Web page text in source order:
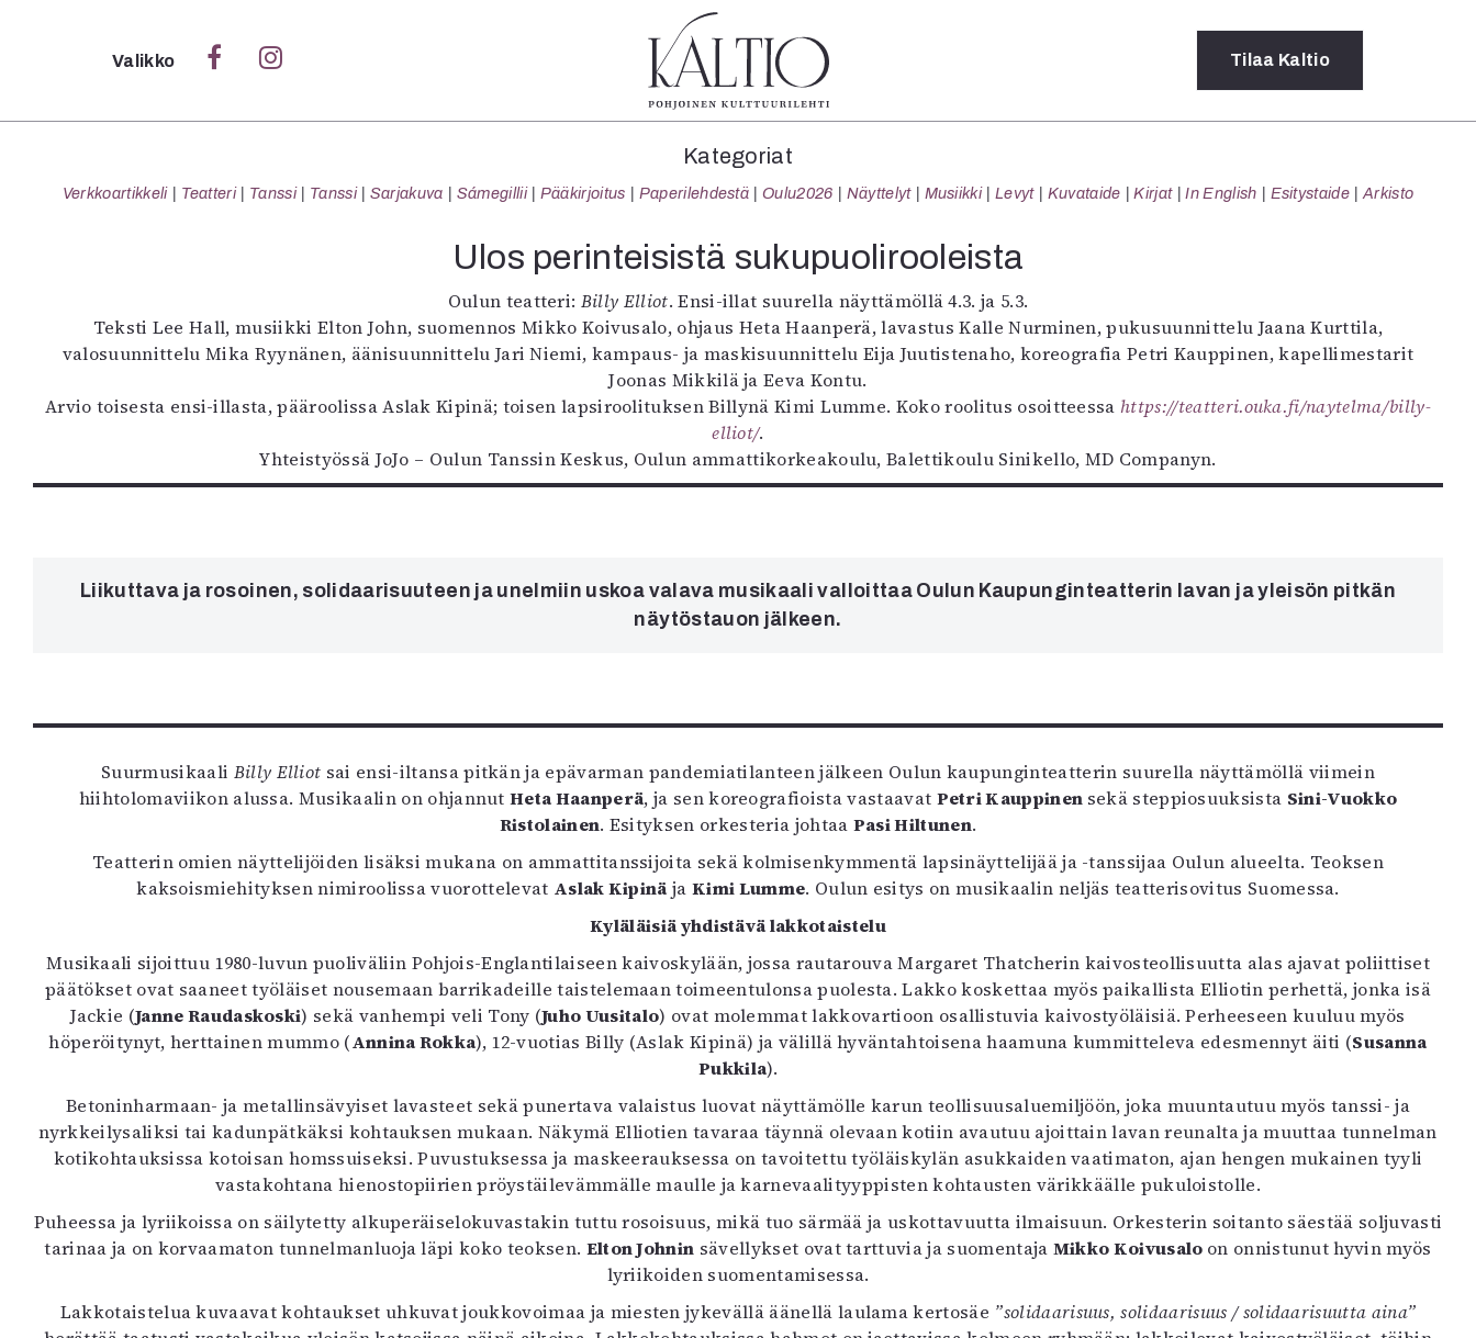
Sulje
Verkkoartikkeli
Tanssi
Sarjakuva
Sámegillii
Pääkirjoitus
Oulu2026
Musiikki
Levyt
Esitystaide
Lehdet
4/2026
1/2026
6/2025
5/2025 saame
5/2025
Lehtiarkisto
Tilaus ja
Yhteistyössä
Toimitus
Mediatiedot
Kaltio ry
Valikko Tilaa Kaltio
Kategoriat
Verkkoartikkeli Teatteri Tanssi Tanssi Sarjakuva Sámegillii Pääkirjoitus Paperilehdestä Oulu2026 Näyttelyt Musiikki Levyt Kuvataide Kirjat In English Esitystaide Arkisto
Ulos perinteisistä sukupuolirooleista
Oulun teatteri: Billy Elliot. Ensi-illat suurella näyttämöllä 4.3. ja 5.3.
Teksti Lee Hall, musiikki Elton John, suomennos Mikko Koivusalo, ohjaus Heta Haanperä, lavastus Kalle Nurminen, pukusuunnittelu Jaana Kurttila,
valosuunnittelu Mika Ryynänen, äänisuunnittelu Jari Niemi, kampaus- ja maskisuunnittelu Eija Juutistenaho, koreografia Petri Kauppinen, kapellimestarit
Joonas Mikkilä ja Eeva Kontu.
Arvio toisesta ensi-illasta, pääroolissa Aslak Kipinä; toisen lapsiroolituksen Billynä Kimi Lumme. Koko roolitus osoitteessahttps://teatteri.ouka.fi/naytelma/billy-
elliot/.
Yhteistyössä JoJo – Oulun Tanssin Keskus, Oulun ammattikorkeakoulu, Balettikoulu Sinikello, MD Companyn.
Liikuttava ja rosoinen, solidaarisuuteen ja unelmiin uskoa valava musikaali valloittaa Oulun Kaupunginteatterin lavan ja yleisön pitkän
näytöstauon jälkeen.
Suurmusikaali Billy Elliot sai ensi-iltansa pitkän ja epävarman pandemiatilanteen jälkeen Oulun kaupunginteatterin suurella näyttämöllä viimein
hiihtolomaviikon alussa. Musikaalin on ohjannutHeta Haanperä, ja sen koreografioista vastaavat Petri Kauppinen sekä steppiosuuksista Sini-Vuokko
Ristolainen. Esityksen orkesteria johtaa Pasi Hiltunen.
Teatterin omien näyttelijöiden lisäksi mukana on ammattitanssijoita sekä kolmisenkymmentä lapsinäyttelijää ja -tanssijaa Oulun alueelta. Teoksen
kaksoismiehityksen nimiroolissa vuorottelevat Aslak Kipinä jaKimi Lumme. Oulun esitys on musikaalin neljäs teatterisovitus Suomessa.
Kyläläisiä yhdistävä lakkotaistelu
Musikaali sijoittuu 1980-luvun puoliväliin Pohjois-Englantilaiseen kaivoskylään, jossa rautarouva Margaret Thatcherin kaivosteollisuutta alas ajavat poliittiset
päätökset ovat saaneet työläiset nousemaan barrikadeille taistelemaan toimeentulonsa puolesta. Lakko koskettaa myös paikallista Elliotin perhettä, jonka isä
Jackie (Janne Raudaskoski) sekä vanhempi veli Tony (Juho Uusitalo) ovat molemmat lakkovartioon osallistuvia kaivostyöläisiä. Perheeseen kuuluu myös
höperöitynyt, herttainen mummo (Annina Rokka), 12-vuotias Billy (Aslak Kipinä) ja välillä hyväntahtoisena haamuna kummitteleva edesmennyt äiti (Susanna
Pukkila).
Betoninharmaan- ja metallinsävyiset lavasteet sekä punertava valaistus luovat näyttämölle karun teollisuusaluemiljöön, joka muuntautuu myös tanssi- ja
nyrkkeilysaliksi tai kadunpätkäksi kohtauksen mukaan. Näkymä Elliotien tavaraa täynnä olevaan kotiin avautuu ajoittain lavan reunalta ja muuttaa tunnelman
kotikohtauksissa kotoisan homssuiseksi. Puvustuksessa ja maskeerauksessa on tavoitettu työläiskylän asukkaiden vaatimaton, ajan hengen mukainen tyyli
vastakohtana hienostopiirien pröystäilevämmälle maulle ja karnevaalityyppisten kohtausten värikkäälle pukuloistolle.
Puheessa ja lyriikoissa on säilytetty alkuperäiselokuvastakin tuttu rosoisuus, mikä tuo särmää ja uskottavuutta ilmaisuun. Orkesterin soitanto säestää soljuvasti
tarinaa ja on korvaamaton tunnelmanluoja läpi koko teoksen. Elton Johnin sävellykset ovat tarttuvia ja suomentaja Mikko Koivusalo on onnistunut hyvin myös
lyriikoiden suomentamisessa.
Lakkotaistelua kuvaavat kohtaukset uhkuvat joukkovoimaa ja miesten jykevällä äänellä laulama kertosäe ”solidaarisuus, solidaarisuus / solidaarisuutta aina”